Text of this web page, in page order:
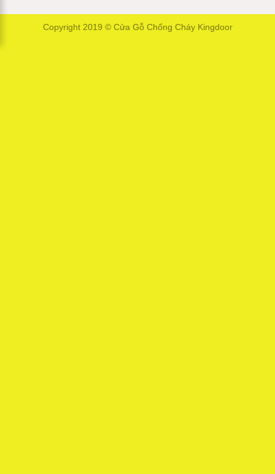
Copyright 2019 © Cửa Gỗ Chống Cháy Kingdoor